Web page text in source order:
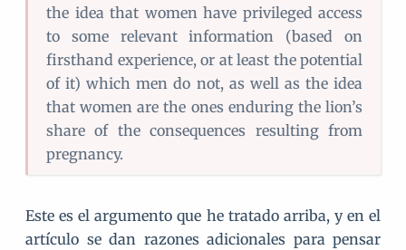
the idea that women have privileged access
to some relevant information (based on
firsthand experience, or at least the potential
of it) which men do not, as well as the idea
that women are the ones enduring the lion’s
share of the consequences resulting from
pregnancy.
Este es el argumento que he tratado arriba, y en el
artículo se dan razones adicionales para pensar